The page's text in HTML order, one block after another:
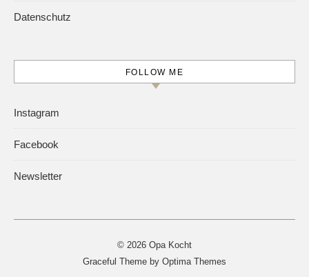
Datenschutz
FOLLOW ME
Instagram
Facebook
Newsletter
© 2026 Opa Kocht
Graceful Theme by Optima Themes